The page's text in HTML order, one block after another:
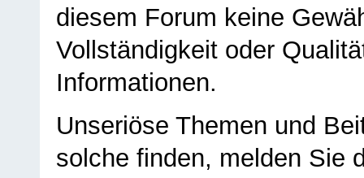
diesem Forum keine
Vollständigkeit oder
Informationen.
Unseriöse Themen und
solche finden, melden Sie